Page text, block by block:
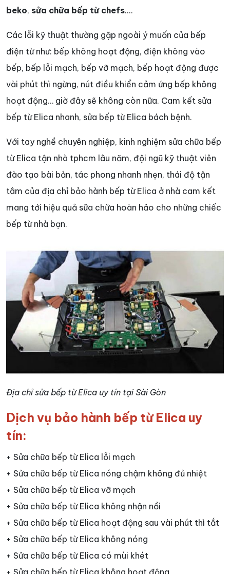
beko, sửa chữa bếp từ chefs....
Các lỗi kỹ thuật thường gặp ngoài ý muốn của bếp
điện từ như: bếp không hoạt động, điện không vào
bếp, bếp lỗi mạch, bếp vỡ mạch, bếp hoạt động được
vài phút thì ngừng, nút điều khiển cảm ứng bếp không
hoạt động… giờ đây sẽ không còn nữa. Cam kết sửa
bếp từ Elica nhanh, sửa bếp từ Elica bách bệnh.
Với tay nghề chuyên nghiệp, kinh nghiệm sửa chữa bếp
từ Elica tận nhà tphcm lâu năm, đội ngũ kỹ thuật viên
đào tạo bài bản, tác phong nhanh nhẹn, thái độ tận
tâm của địa chỉ bảo hành bếp từ Elica ở nhà cam kết
mang tới hiệu quả sữa chữa hoàn hảo cho những chiếc
bếp từ nhà bạn.
Địa chỉ sửa bếp từ Elica uy tín tại Sài Gòn
Dịch vụ bảo hành bếp từ Elica uy
tín:
+ Sửa chữa bếp từ Elica lỗi mạch
+ Sửa chữa bếp từ Elica nóng chậm không đủ nhiệt
+ Sửa chữa bếp từ Elica vỡ mạch
+ Sửa chữa bếp từ Elica không nhận nồi
+ Sửa chữa bếp từ Elica hoạt động sau vài phút thì tắt
+ Sửa chữa bếp từ Elica không nóng
+ Sửa chữa bếp từ Elica có mùi khét
+ Sửa chữa bếp từ Elica không hoạt động